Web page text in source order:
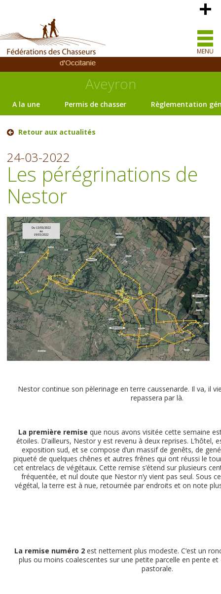
MENU
Aveyron
A la une Permis de chasser Règlementation
Retour aux actualités
24-03-2022
Les pérégrinations de
Nestor
Nestor continue son pèlerinage en terre caussenarde. Il va, il
repassera par là.
La première remise que nous avons visitée cette semaine
étoiles. D’ailleurs, Nestor y est revenu à deux reprises. L’hôtel,
exposition sud, et se compose d’un massif de genêts, de
piqueté de quelques chênes et autres frênes qui ont réussi le
cet entrelacs de végétaux. Cette remise s’étend sur plusieurs
fréquentée, et nul doute que Nestor n’y vient pas seul. Sous
végétal, la terre est à nue, retournée par endroits et on note
La remise numéro 2 est nettement plus modeste. C’est un
plus ou moins coalescentes sur une petite parcelle en pente
pastorale.